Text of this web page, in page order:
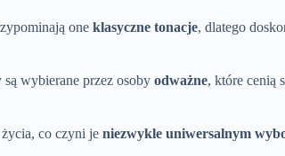
one klasyczne tonacje, dlatego
wybierane przez osoby odważne, które cenią
co czyni je niezwykle uniwersalnym